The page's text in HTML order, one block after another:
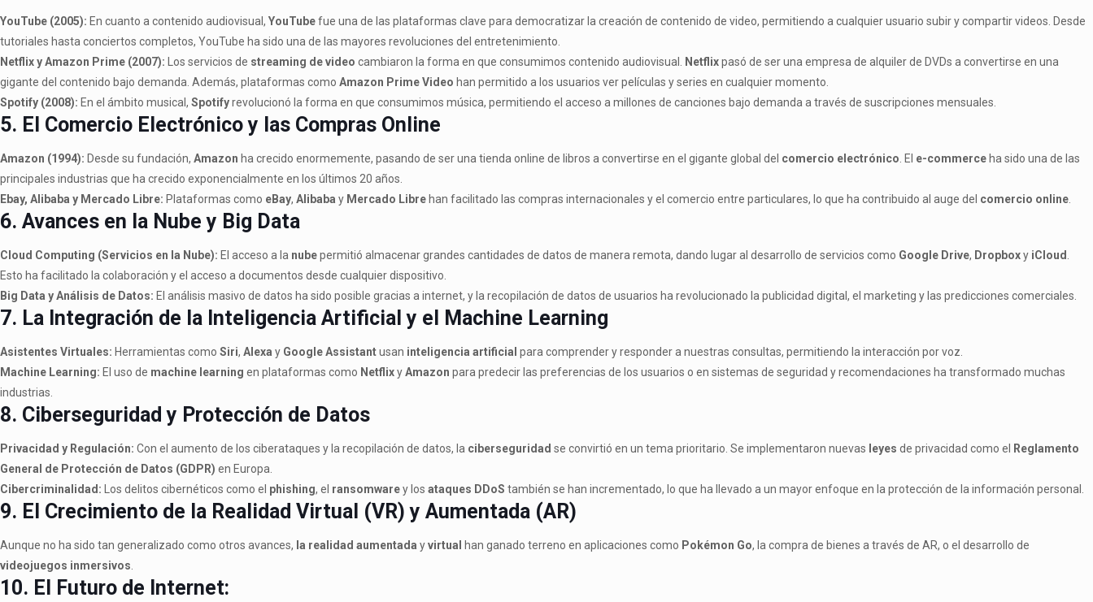
YouTube (2005): En cuanto a contenido audiovisual, YouTubefue una de las plataformas clave para democratizar la creación de contenido de video, permitiendo a cualquier usuario subir y compartir videos. Desde
tutoriales hasta conciertos completos, YouTube ha sido una de las mayores revoluciones del entretenimiento.
Netflix y Amazon Prime (2007): Los servicios de streaming de video cambiaron la forma en que consumimos contenido audiovisual. Netflixpasó de ser una empresa de alquiler de DVDs a convertirse en una
gigante del contenido bajo demanda. Además, plataformas como Amazon Prime Video han permitido a los usuarios ver películas y series en cualquier momento.
Spotify (2008): En el ámbito musical, Spotifyrevolucionó la forma en que consumimos música, permitiendo el acceso a millones de canciones bajo demanda a través de suscripciones mensuales.
5. El Comercio Electrónico y las Compras Online
Amazon (1994): Desde su fundación, Amazon ha crecido enormemente, pasando de ser una tienda online de libros a convertirse en el gigante global del comercio electrónico . El e-commerce ha sido una de las
principales industrias que ha crecido exponencialmente en los últimos 20 años.
Ebay, Alibaba y Mercado Libre: Plataformas como eBay, Alibaba y Mercado Libre han facilitado las compras internacionales y el comercio entre particulares, lo que ha contribuido al auge del comercio online
6. Avances en la Nube y Big Data
Cloud Computing (Servicios en la Nube): El acceso a la nubepermitió almacenar grandes cantidades de datos de manera remota, dando lugar al desarrollo de servicios como Google Drive, Dropboxy iCloud
Esto ha facilitado la colaboración y el acceso a documentos desde cualquier dispositivo.
Big Data y Análisis de Datos: El análisis masivo de datos ha sido posible gracias a internet, y la recopilación de datos de usuarios ha revolucionado la publicidad digital, el marketing y las predicciones comerciales.
7. La Integración de la Inteligencia Artificial y el Machine Learning
Asistentes Virtuales: Herramientas como Siri, Alexa y Google Assistantusan inteligencia artificial para comprender y responder a nuestras consultas, permitiendo la interacción por voz.
Machine Learning: El uso de machine learning en plataformas como NetflixyAmazon para predecir las preferencias de los usuarios o en sistemas de seguridad y recomendaciones ha transformado muchas
industrias.
8. Ciberseguridad y Protección de Datos
Privacidad y Regulación: Con el aumento de los ciberataques y la recopilación de datos, la ciberseguridad se convirtió en un tema prioritario. Se implementaron nuevas leyes de privacidad como el
Reglamento
General de Protección de Datos (GDPR) en Europa.
Cibercriminalidad: Los delitos cibernéticos como el phishing, el ransomwarey los ataques DDoS también se han incrementado, lo que ha llevado a un mayor enfoque en la protección de la información personal.
9. El Crecimiento de la Realidad Virtual (VR) y Aumentada (AR)
Aunque no ha sido tan generalizado como otros avances, la realidad aumentada yvirtual han ganado terreno en aplicaciones como Pokémon Go, la compra de bienes a través de AR, o el desarrollo de
videojuegos inmersivos
10. El Futuro de Internet: